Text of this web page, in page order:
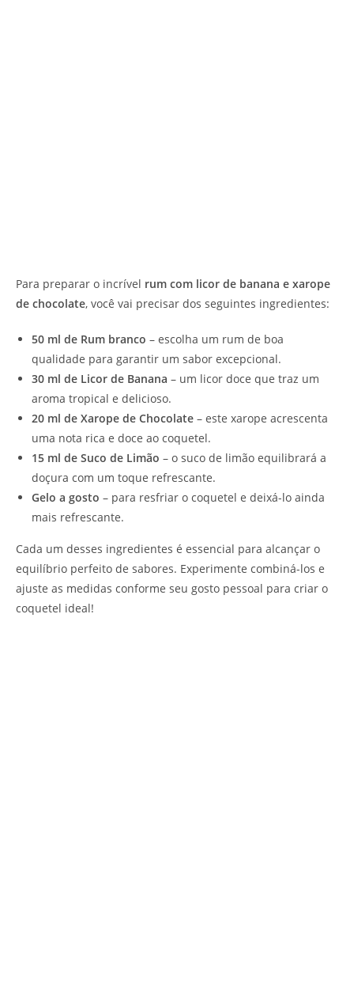
Para preparar o incrível rum com licor de banana e xarope
de chocolate, você vai precisar dos seguintes ingredientes:
50 ml de Rum branco – escolha um rum de boa
qualidade para garantir um sabor excepcional.
30 ml de Licor de Banana – um licor doce que traz um
aroma tropical e delicioso.
20 ml de Xarope de Chocolate – este xarope acrescenta
uma nota rica e doce ao coquetel.
15 ml de Suco de Limão – o suco de limão equilibrará a
doçura com um toque refrescante.
Gelo a gosto – para resfriar o coquetel e deixá-lo ainda
mais refrescante.
Cada um desses ingredientes é essencial para alcançar o
equilíbrio perfeito de sabores. Experimente combiná-los e
ajuste as medidas conforme seu gosto pessoal para criar o
coquetel ideal!